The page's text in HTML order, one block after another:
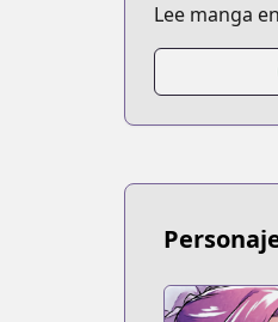
https://
Lee manga